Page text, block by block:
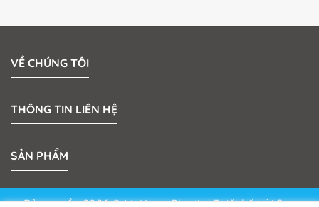
VỀ CHÚNG TÔI
THÔNG TIN LIÊN HỆ
SẢN PHẨM
Bản quyền 2026 © MeKong Plastic | Thiết kế bởiSun